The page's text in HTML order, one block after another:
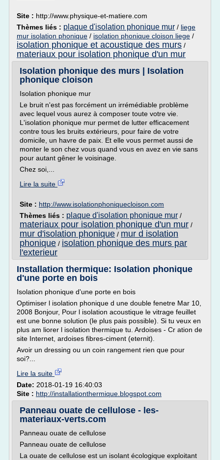
Site : http://www.physique-et-matiere.com
Thèmes liés : plaque d'isolation phonique mur / liege
mur isolation phonique / isolation phonique cloison liege /
isolation phonique et acoustique des murs /
materiaux pour isolation phonique d'un mur
Isolation phonique des murs | Isolation
phonique cloison
Isolation phonique mur
Le bruit n'est pas forcément un irrémédiable problème
avec lequel vous aurez à composer toute votre vie.
L'isolation phonique mur permet de lutter efficacement
contre tous les bruits extérieurs, pour faire de votre
domicile, un havre de paix. Et elle vous permet aussi de
monter le son chez vous quand vous en avez en vie sans
pour autant gêner le voisinage.
Chez soi,...
Lire la suite
Site : http://www.isolationphoniquecloison.com
Thèmes liés : plaque d'isolation phonique mur /
materiaux pour isolation phonique d'un mur /
mur d'isolation phonique / mur d isolation
phonique / isolation phonique des murs par
l'exterieur
Installation thermique: Isolation phonique
d'une porte en bois
Isolation phonique d'une porte en bois
Optimiser l isolation phonique d une double fenetre Mar 10,
2008 Bonjour, Pour l isolation acoustique le vitrage feuillet
est une bonne solution (le plus pais possible). Si tu veux en
plus am liorer l isolation thermique tu. Ardoises - Cr ation de
site Internet, ardoises fibres-ciment (eternit).
Avoir un dressing ou un coin rangement rien que pour
soi?...
Lire la suite
Date: 2018-01-19 16:40:03
Site : http://installationthermique.blogspot.com
Panneau ouate de cellulose - les-
materiaux-verts.com
Panneau ouate de cellulose
Panneau ouate de cellulose
La ouate de cellulose est un isolant écologique exploitant